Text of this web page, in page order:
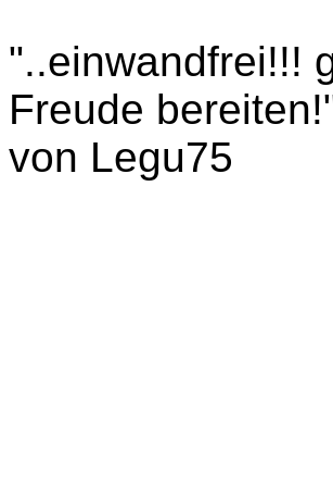
"..einwandfrei!!!
Freude
von Legu75